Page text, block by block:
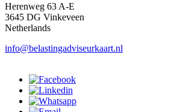
Herenweg 63 A-E
3645 DG Vinkeveen
Netherlands
info@belastingadviseurkaart.nl